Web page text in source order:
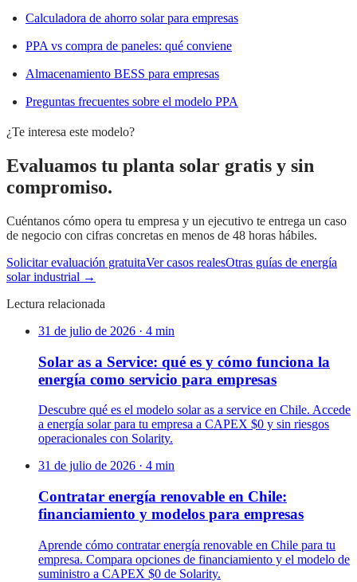
Calculadora de ahorro solar para empresas
PPA vs compra de paneles: qué conviene
Almacenamiento BESS para empresas
Preguntas frecuentes sobre el modelo PPA
¿Te interesa este modelo?
Evaluamos tu planta solar gratis y sin
compromiso.
Cuéntanos cómo opera tu empresa y un ejecutivo te entrega un caso
de negocio con cifras concretas en menos de 48 horas hábiles.
Solicitar evaluación gratuitaVer casos realesOtras guías de energía
solar industrial →
Lectura relacionada
31 de julio de 2026 · 4 min
Solar as a Service: qué es y cómo funciona la
energía como servicio para empresas
Descubre qué es el modelo solar as a service en Chile. Accede
a energía solar para tu empresa a CAPEX $0 y sin riesgos
operacionales con Solarity.
31 de julio de 2026 · 4 min
Contratar energía renovable en Chile:
financiamiento y modelos para empresas
Aprende cómo contratar energía renovable en Chile para tu
empresa. Compara opciones de financiamiento y el modelo de
suministro a CAPEX $0 de Solarity.